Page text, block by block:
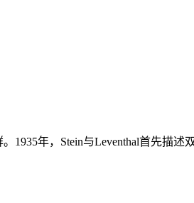
1935年，Stein与Leventhal首先描